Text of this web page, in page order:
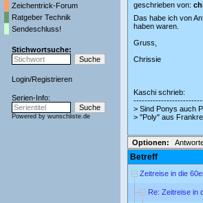
Zeichentrick-Forum
Ratgeber Technik
Sendeschluss!
Stichwortsuche:
Login/Registrieren
Serien-Info:
Powered by wunschliste.de
geschrieben von:
Das habe ich von
haben waren.
Gruss,
Chrissie
Kaschi schrieb:
> Sind Ponys auch
> "Poly" aus
Optionen:
Betreff
Zeitreise in die
Re: Zeitreise in